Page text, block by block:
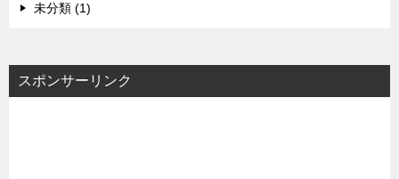
未分類 (1)
スポンサーリンク